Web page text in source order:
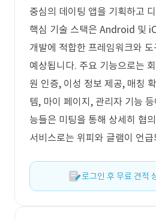
중심의 데이팅 앱을 기획하고
핵심 기술 스택은 Android 및
개발에 적합한 프레임워크와
예상됩니다. 주요 기능으로는
원 인증, 이성 정보 제공, 매칭
템, 마이 페이지, 관리자 기능
능들은 미팅을 통해 상세히 협
서비스로는 위피와 글램이 언
로그인 후 무료 견적